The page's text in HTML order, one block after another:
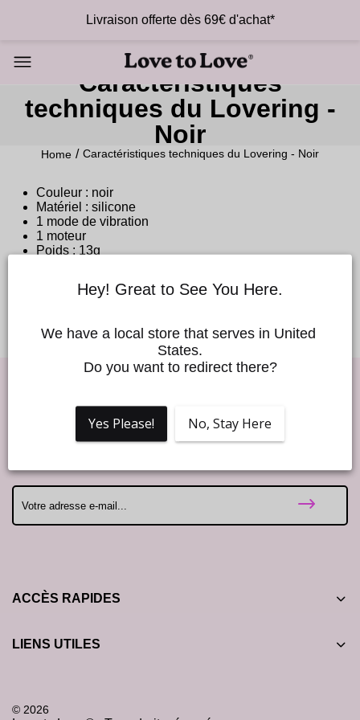
Livraison offerte dès 69€ d'achat*
Caractéristiques
techniques du Lovering -
Noir
Home Caractéristiques techniques du Lovering - Noir
Couleur : noir
Matériel : silicone
1 mode de vibration
1 moteur
Poids : 13g
Étanche
Good Vibes !
Rejoins notre Love to Love newsletter et profite de 10% de
ACCÈS RAPIDES
LIENS UTILES
© 2026
Hey! Great to See You Here.
We have a local store that serves in United
States.
Do you want to redirect there?
Yes Please! No, Stay Here